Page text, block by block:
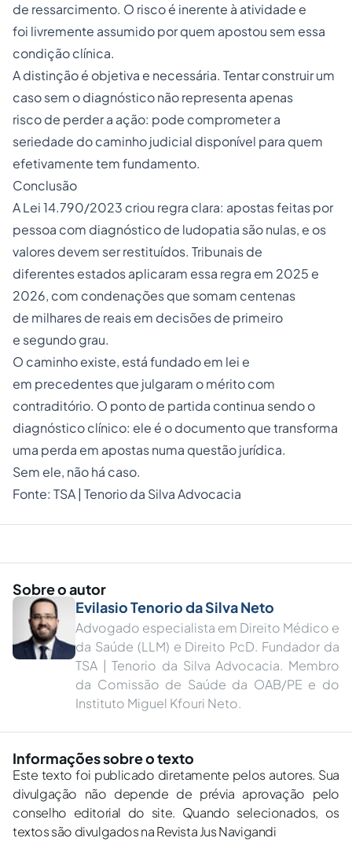
de ressarcimento. O risco é inerente à atividade e
foi livremente assumido por quem apostou sem essa
condição clínica.
A distinção é objetiva e necessária. Tentar construir um
caso sem o diagnóstico não representa apenas
risco de perder a ação: pode comprometer a
seriedade do caminho judicial disponível para quem
efetivamente tem fundamento.
Conclusão
A Lei 14.790/2023 criou regra clara: apostas feitas por
pessoa com diagnóstico de ludopatia são nulas, e os
valores devem ser restituídos. Tribunais de
diferentes estados aplicaram essa regra em 2025 e
2026, com condenações que somam centenas
de milhares de reais em decisões de primeiro
e segundo grau.
O caminho existe, está fundado em lei e
em precedentes que julgaram o mérito com
contraditório. O ponto de partida continua sendo o
diagnóstico clínico: ele é o documento que transforma
uma perda em apostas numa questão jurídica.
Sem ele, não há caso.
Fonte: TSA | Tenorio da Silva Advocacia
Sobre o autor
Evilasio Tenorio da Silva Neto
Advogado especialista em Direito Médico e
da Saúde (LLM) e Direito PcD. Fundador da
TSA | Tenorio da Silva Advocacia. Membro
da Comissão de Saúde da OAB/PE e do
Instituto Miguel Kfouri Neto.
Informações sobre o texto
Este texto foi publicado diretamente pelos autores. Sua
divulgação não depende de prévia aprovação pelo
conselho editorial do site. Quando selecionados, os
textos são divulgados na Revista Jus Navigandi